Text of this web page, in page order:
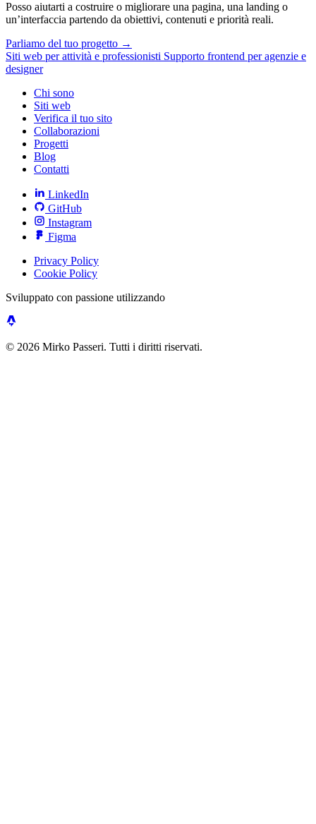
Posso aiutarti a costruire o migliorare una pagina, una landing o
un’interfaccia partendo da obiettivi, contenuti e priorità reali.
Parliamo del tuo progetto →
Siti web per attività e professionisti Supporto frontend per agenzie e
designer
Chi sono
Siti web
Verifica il tuo sito
Collaborazioni
Progetti
Blog
Contatti
LinkedIn
GitHub
Instagram
Figma
Privacy Policy
Cookie Policy
Sviluppato con passione utilizzando
© 2026 Mirko Passeri. Tutti i diritti riservati.